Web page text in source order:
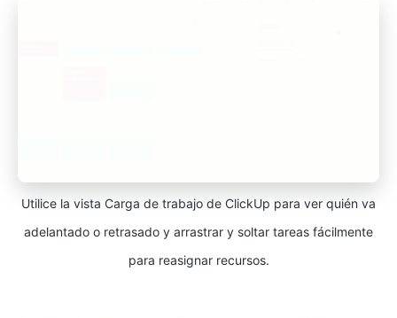
Utilice la vista Carga de trabajo de ClickUp para ver quién va
adelantado o retrasado y arrastrar y soltar tareas fácilmente
para reasignar recursos.